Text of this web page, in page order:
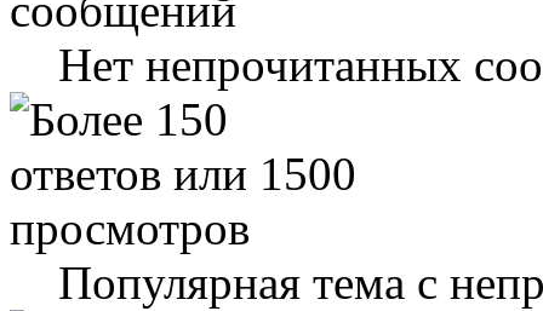
Нет непрочитанных
Популярная тема с